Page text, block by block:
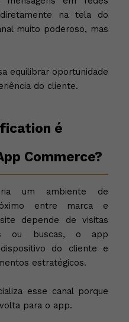
na tela do
muito poderoso, mas
equilibrar oportunidade
do cliente.
é
Commerce?
um ambiente de
entre marca e
depende de visitas
ou buscas, o app
do cliente e
estratégicos.
esse canal porque
para o app.